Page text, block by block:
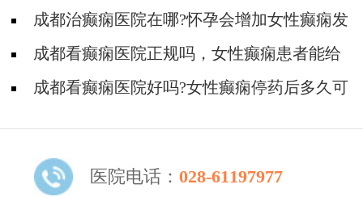
一些发病症状有哪些?
成都治癫痫医院在哪?怀孕会增加女性癫痫发
作的风险吗?
成都看癫痫医院正规吗，女性癫痫患者能给
我们幼儿喂母乳吗?
成都看癫痫医院好吗?女性癫痫停药后多久可
医院电话： 028-61197977